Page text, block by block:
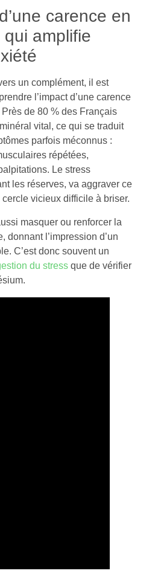
carence en
amplifie
un complément, il est
l’impact d’une carence
de 80 % des Français
vital, ce qui se traduit
parfois méconnus :
répétées,
Le stress
les réserves, va aggraver ce
vicieux difficile à briser.
masquer ou renforcer la
donnant l’impression d’un
C’est donc souvent un
du stress que de vérifier